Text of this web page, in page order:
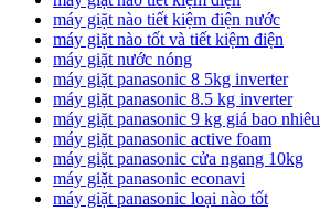
máy giặt nào tiết kiệm điện nước
máy giặt nào tốt và tiết kiệm điện
máy giặt nước nóng
máy giặt panasonic 8 5kg inverter
máy giặt panasonic 8.5 kg inverter
máy giặt panasonic 9 kg giá bao nhiêu
máy giặt panasonic active foam
máy giặt panasonic cửa ngang 10kg
máy giặt panasonic econavi
máy giặt panasonic loại nào tốt